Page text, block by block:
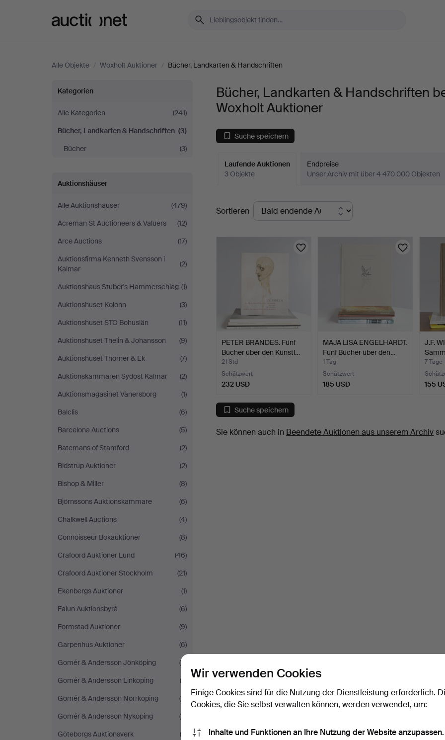
Alle Objekte / Woxholt Auktioner / Bücher, Landkarten & Handschriften
Bücher,
Landkarten
&
bei
Woxholt
Auktioner
Kategorien
Alle Kategorien
(241)
Bücher, Landkarten & Handschriften (3)
Bücher
(3)
Auktionshäuser
Alle Auktionshäuser
(479)
Acreman St Auctioneers & Valuers
(12)
Arce Auctions
(17)
Auktionsfirma Kenneth Svensson i
Kalmar
(2)
Auktionshaus Stuber's Hammerschlag (1)
Auktionshuset Kolonn
(3)
Auktionshuset STO Bohuslän
(11)
Auktionshuset Thelin & Johansson
(9)
Auktionshuset Thörner & Ek
(7)
Auktionskammaren Sydost Kalmar
(2)
Auktionsmagasinet Vänersborg
(1)
Balclis
(6)
Barcelona Auctions
(5)
Batemans of Stamford
(2)
Bidstrup Auktioner
(2)
Bishop & Miller
(8)
Björnssons Auktionskammare
(6)
Chalkwell Auctions
(4)
Connoisseur Bokauktioner
(8)
Crafoord Auktioner Lund
(46)
Crafoord Auktioner Stockholm
(21)
Ekenbergs Auktioner
(1)
Falun Auktionsbyrå
(6)
Formstad Auktioner
(9)
Garpenhus Auktioner
(6)
Gomér & Andersson Jönköping
(5)
Gomér & Andersson Linköping
(3)
Gomér & Andersson Norrköping
(4)
Gomér & Andersson Nyköping
(5)
Göteborgs Auktionsverk
(2)
Bücher, Landkarten & Handschriften
Woxholt Auktioner
Suche speichern
Laufende Auktionen
3 Objekte
Endpreise
Unser Archiv mit über 4 470 000 Objekten
Laufende
Auktionen
Sortieren
PETER BRANDES. Fünf
Bücher über den Künstl…
21 Std
Schätzwert
232 USD
MAJA LISA ENGELHARDT.
Fünf Bücher über den…
1 Tag
Schätzwert
185 USD
J.F.
7 Tage
155
Suche speichern
Sie können auch in Beendete Auktionen aus unserem Archiv
Wir verwenden Cookies
Einige Cookies sind für die Nutzung der Dienstleistung erforderlich.
Cookies, die Sie selbst verwalten können, werden verwendet, um:
Inhalte und Funktionen an Ihre Nutzung der Website anzupassen.